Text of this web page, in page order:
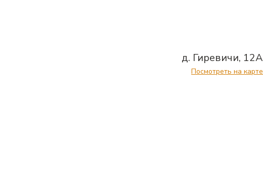
д. Гиревичи, 12А
Посмотреть на карте